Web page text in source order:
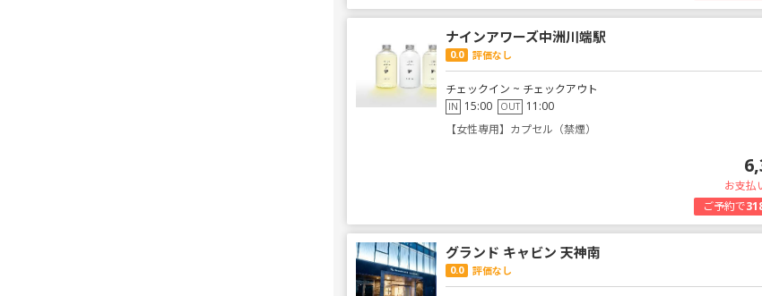
ナインアワーズ中洲川端駅
0.0 評価なし
チェックイン ~ チェックアウト
IN 15:00 OUT 11:00
【女性専用】カプセル（禁煙）
お支払
ご予約で
グランド キャビン 天神南
0.0 評価なし